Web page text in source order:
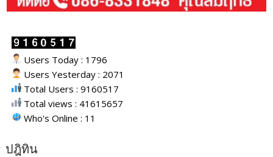
Users Today : 1796
Users Yesterday : 2071
Total Users : 9160517
Total views : 41615657
Who's Online : 11
ปฎิทิน